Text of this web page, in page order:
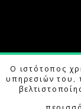
COPYRIGHT ©
DESIGN BY G
Ο ιστότοπος
υπηρεσιών του,